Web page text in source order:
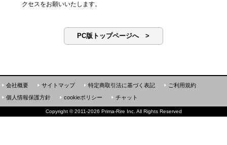
クセスをお願いいたします。
PC版トップページへ >
会社概要 サイトマップ 特定商取引法に基づく表記
ご利用規約
個人情報保護方針
cookieポリシー チャット
Copyright ©2011-2026 Prima-Rire Inc. All Rights Reserved